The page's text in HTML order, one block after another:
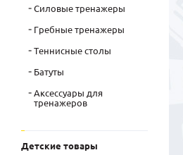
Силовые тренажеры
Гребные тренажеры
Теннисные столы
Батуты
Аксессуары для
тренажеров
Детские товары